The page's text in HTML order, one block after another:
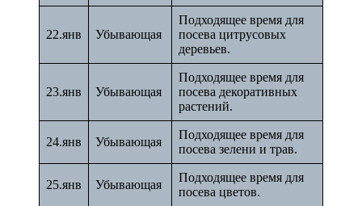
22.янв Убывающая
Подходящее время для
посева цитрусовых
деревьев.
23.янв Убывающая
Подходящее время для
посева декоративных
растений.
24.янв Убывающая
Подходящее время для
посева зелени и трав.
25.янв Убывающая
Подходящее время для
посева цветов.